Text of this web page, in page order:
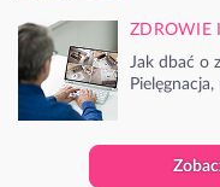
ZDROWIE
Jak dbać o